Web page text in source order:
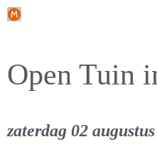
Ga
inhoud
Open Tuin
zaterdag 02 augustus